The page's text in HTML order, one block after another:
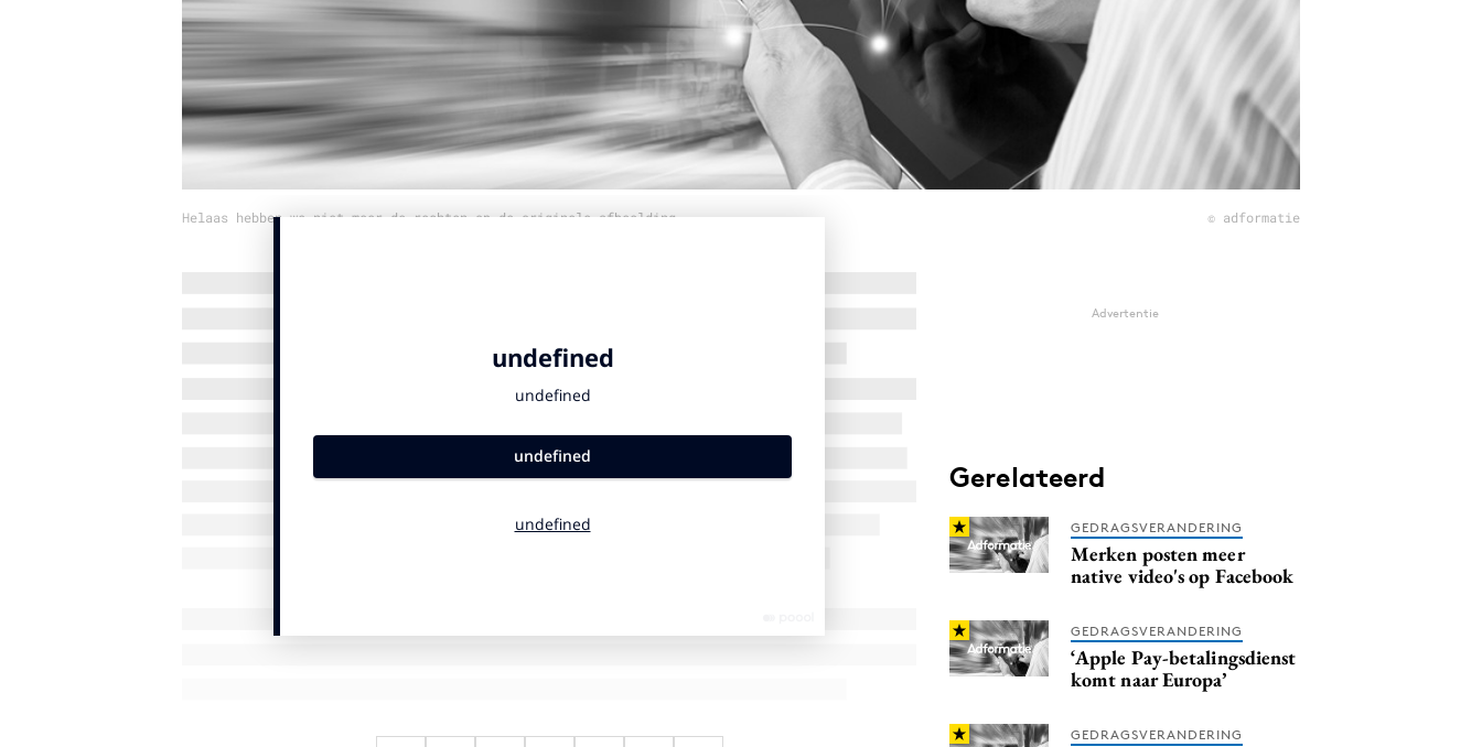
Helaas hebben we niet meer de rechten op de originele afbeelding © adformatie
Advertentie
Gerelateerd
GEDRAGSVERANDERING
Merken posten meer
native video's op Facebook
GEDRAGSVERANDERING
‘Apple Pay-betalingsdienst
komt naar Europa’
GEDRAGSVERANDERING